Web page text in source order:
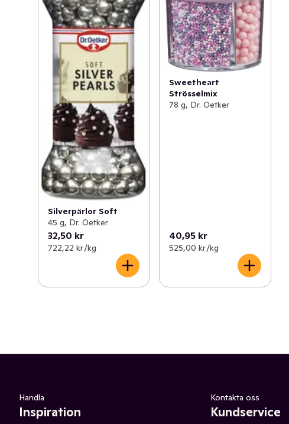
Silverpärlor Soft
45 g, Dr. Oetker
32,50 kr
722,22 kr /kg
Sweetheart
Strösselmix
78 g, Dr. Oetker
40,95 kr
525,00 kr /kg
Handla
Inspiration
Kontakta oss
Kundservice